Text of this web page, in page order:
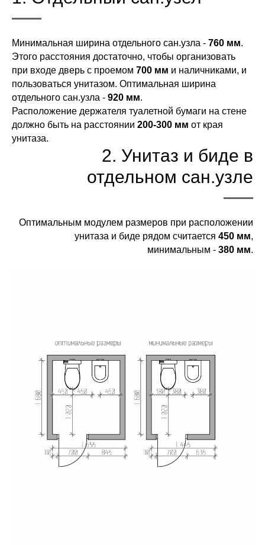
Минимальная ширина отдельного сан.узла - 760 мм.
Этого расстояния достаточно, чтобы организовать
при входе дверь с проемом 700 мм и наличниками, и
пользоваться унитазом. Оптимальная ширина
отдельного сан.узла - 920 мм.
Расположение держателя туалетной бумаги на стене
должно быть на расстоянии 200-300 мм от края
унитаза.
2. Унитаз и биде в
отдельном сан.узле
Оптимальным модулем размеров при расположении
унитаза и биде рядом считается 450 мм,
минимальным - 380 мм.